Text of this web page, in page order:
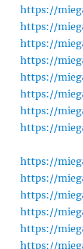
https://
https://
https://
https://
https://
https://
https://
https://
https://
https://
https://
https://
https://
https://